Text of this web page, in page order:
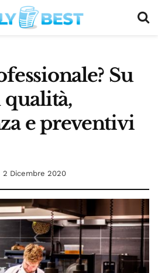
Su
e preventivi
2 Dicembre 2020